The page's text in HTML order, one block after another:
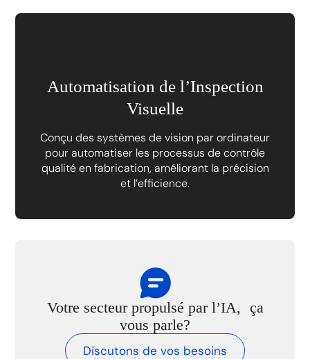
Automatisation de l’Inspection
Visuelle
Conçu des systèmes de vision par ordinateur
pour automatiser les processus de contrôle
qualité en fabrication, améliorant la précision
et l’efficience.
Votre secteur propulsé par l’IA, ça
vous parle?
Discutons de vos besoins